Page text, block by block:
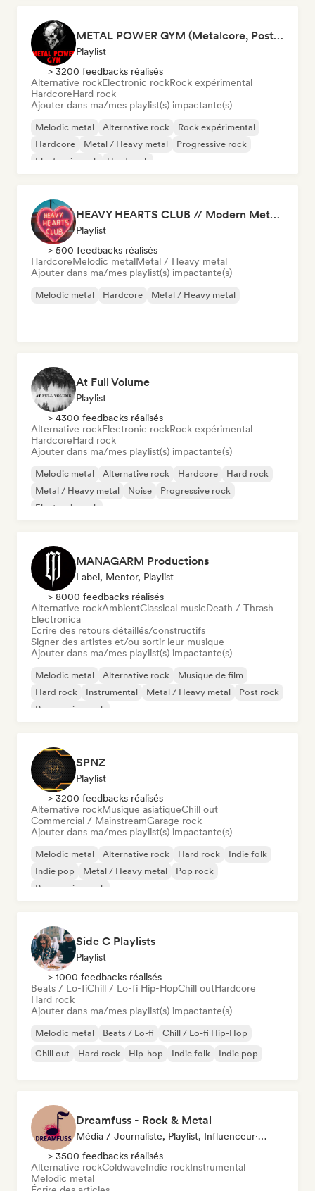
METAL POWER GYM (Metalcore, Post-Hardcore, Alt. Metal)
Playlist
> 3200 feedbacks réalisés
Alternative rockElectronic rockRock expérimental
HardcoreHard rock
Ajouter dans ma/mes playlist(s) impactante(s)
Melodic metal Alternative rock
Rock expérimental
Hardcore
Metal / Heavy metal
Progressive rock
Electronic rock
Hard rock
HEAVY HEARTS CLUB // Modern Metal Essentials
Playlist
> 500 feedbacks réalisés
HardcoreMelodic metalMetal / Heavy metal
Ajouter dans ma/mes playlist(s) impactante(s)
Melodic metal Hardcore Metal / Heavy metal
At Full Volume
Playlist
> 4300 feedbacks réalisés
Alternative rockElectronic rockRock expérimental
HardcoreHard rock
Ajouter dans ma/mes playlist(s) impactante(s)
Melodic metal Alternative rock Hardcore
Hard rock
Metal / Heavy metal
Noise
Progressive rock
Electronic rock
MANAGARM Productions
Label, Mentor, Playlist
> 8000 feedbacks réalisés
Alternative rockAmbientClassical musicDeath / Thrash
Electronica
Ecrire des retours détaillés/constructifs
Signer des artistes et/ou sortir leur musique
Ajouter dans ma/mes playlist(s) impactante(s)
Melodic metal Alternative rock
Musique de film
Hard rock
Instrumental Metal / Heavy metal
Post rock
Progressive rock
SPNZ
Playlist
> 3200 feedbacks réalisés
Alternative rockMusique asiatiqueChill out
Commercial / MainstreamGarage rock
Ajouter dans ma/mes playlist(s) impactante(s)
Melodic metal Alternative rock Hard rock
Indie folk
Indie pop
Metal / Heavy metal
Pop rock
Progressive rock
Side C Playlists
Playlist
> 1000 feedbacks réalisés
Beats / Lo-fiChill / Lo-fi Hip-HopChill outHardcore
Hard rock
Ajouter dans ma/mes playlist(s) impactante(s)
Melodic metal Beats / Lo-fi
Chill / Lo-fi Hip-Hop
Chill out
Hard rock Hip-hop Indie folk Indie pop
Dreamfuss - Rock & Metal
Média / Journaliste, Playlist, Influenceur·euse Sur Les Réseaux Sociaux
> 3500 feedbacks réalisés
Alternative rockColdwaveIndie rockInstrumental
Melodic metal